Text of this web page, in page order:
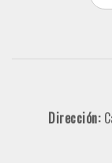
Dirección: